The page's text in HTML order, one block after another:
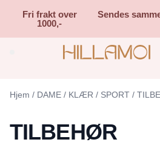
Fri frakt over
1000,-
Sendes
Search (⌘K)
Hjem / DAME / KLÆR / SPORT /
TILBEHØR